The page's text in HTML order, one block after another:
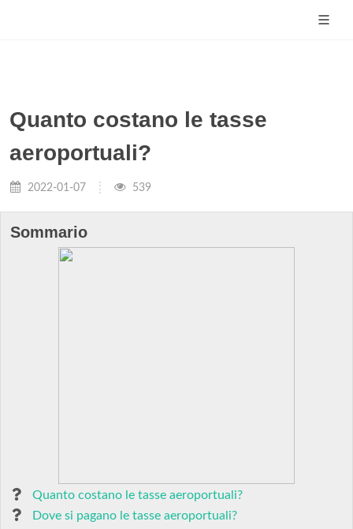
Quanto costano le tasse
aeroportuali?
2022-01-07 539
Sommario
Quanto costano le tasse aeroportuali?
Dove si pagano le tasse aeroportuali?